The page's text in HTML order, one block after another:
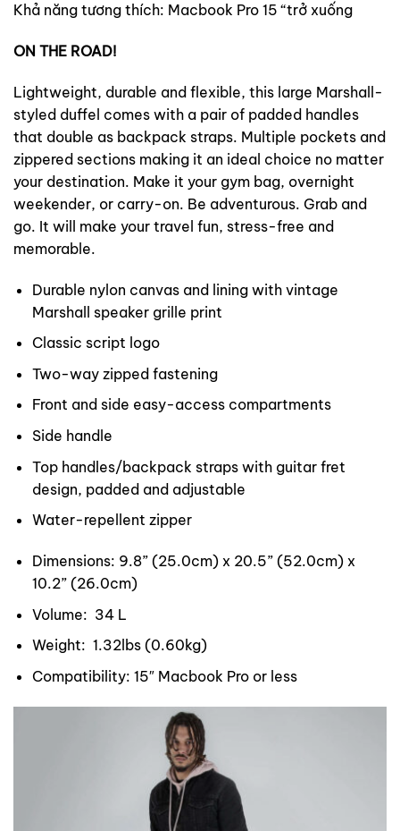
Khả năng tương thích: Macbook Pro 15 “trở xuống
ON THE ROAD!
Lightweight, durable and flexible, this large Marshall-
styled duffel comes with a pair of padded handles
that double as backpack straps. Multiple pockets and
zippered sections making it an ideal choice no matter
your destination. Make it your gym bag, overnight
weekender, or carry-on. Be adventurous. Grab and
go. It will make your travel fun, stress-free and
memorable.
Durable nylon canvas and lining with vintage
Marshall speaker grille print
Classic script logo
Two-way zipped fastening
Front and side easy-access compartments
Side handle
Top handles/backpack straps with guitar fret
design, padded and adjustable
Water-repellent zipper
Dimensions: 9.8” (25.0cm) x 20.5” (52.0cm) x
10.2” (26.0cm)
Volume: 34 L
Weight: 1.32lbs (0.60kg)
Compatibility: 15″ Macbook Pro or less